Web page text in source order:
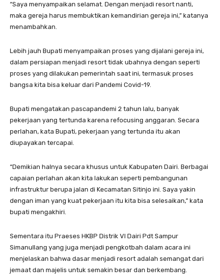
“Saya menyampaikan selamat. Dengan menjadi resort nanti,
maka gereja harus membuktikan kemandirian gereja ini,” katanya
menambahkan.
Lebih jauh Bupati menyampaikan proses yang dijalani gereja ini,
dalam persiapan menjadi resort tidak ubahnya dengan seperti
proses yang dilakukan pemerintah saat ini, termasuk proses
bangsa kita bisa keluar dari Pandemi Covid-19.
Bupati mengatakan pascapandemi 2 tahun lalu, banyak
pekerjaan yang tertunda karena refocusing anggaran. Secara
perlahan, kata Bupati, pekerjaan yang tertunda itu akan
diupayakan tercapai.
“Demikian halnya secara khusus untuk Kabupaten Dairi. Berbagai
capaian perlahan akan kita lakukan seperti pembangunan
infrastruktur berupa jalan di Kecamatan Sitinjo ini. Saya yakin
dengan iman yang kuat pekerjaan itu kita bisa selesaikan,” kata
bupati mengakhiri.
Sementara itu Praeses HKBP Distrik VI Dairi Pdt Sampur
Simanullang yang juga menjadi pengkotbah dalam acara ini
menjelaskan bahwa dasar menjadi resort adalah semangat dari
jemaat dan majelis untuk semakin besar dan berkembang.